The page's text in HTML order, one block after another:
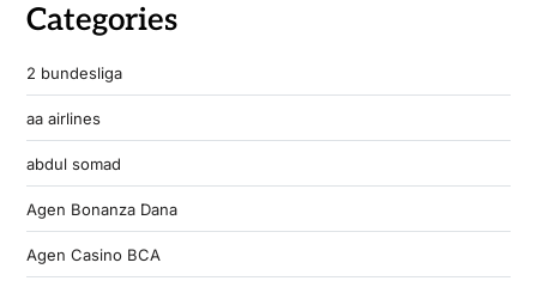
Categories
2 bundesliga
aa airlines
abdul somad
Agen Bonanza Dana
Agen Casino BCA